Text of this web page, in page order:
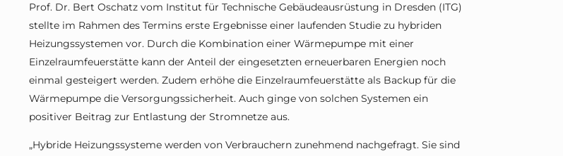
Prof. Dr. Bert Oschatz vom Institut für Technische Gebäudeausrüstung in Dresden (ITG)
stellte im Rahmen des Termins erste Ergebnisse einer laufenden Studie zu hybriden
Heizungssystemen vor. Durch die Kombination einer Wärmepumpe mit einer
Einzelraumfeuerstätte kann der Anteil der eingesetzten erneuerbaren Energien noch
einmal gesteigert werden. Zudem erhöhe die Einzelraumfeuerstätte als Backup für die
Wärmepumpe die Versorgungssicherheit. Auch ginge von solchen Systemen ein
positiver Beitrag zur Entlastung der Stromnetze aus.
„Hybride Heizungssysteme werden von Verbrauchern zunehmend nachgefragt. Sie sind